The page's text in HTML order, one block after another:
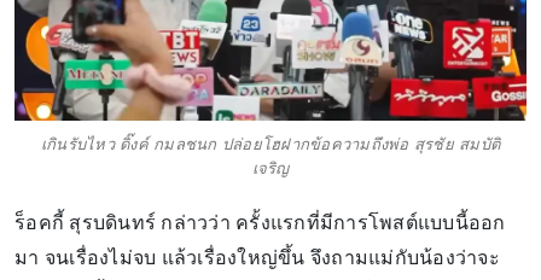
เกินรับไหว ดิ๊งค์ กมลชนก ปล่อยโฮฝากข้อความถึงพ่อ สุรชัย สมบัติ
เจริญ
ร็อคกี้ สุรบดินทร์ กล่าวว่า ครั้งแรกที่มีการโพสต์แบบนี้ออก
มา จนเรื่องไม่จบ แล้วเรื่องใหญ่ขึ้น จึงถามแม่กับน้องว่าจะ